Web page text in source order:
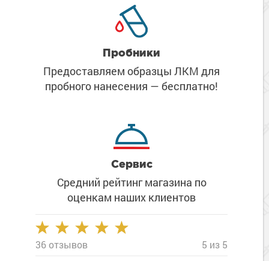
Пробники
Предоставляем образцы ЛКМ для
пробного нанесения — бесплатно!
Сервис
Средний рейтинг магазина по
оценкам наших клиентов
36 отзывов 5 из 5